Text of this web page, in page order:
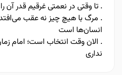
. تا وقتی در نعمتی غرقیم قدر آن
. مرگ با هیچ چیز نه عقب
انسان‌ها است
. ️الان وقت انتخاب است؛ امام
نداری